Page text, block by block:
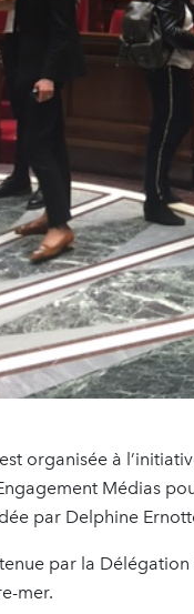
organisée à
Médias
par Delphine
par la
mer.